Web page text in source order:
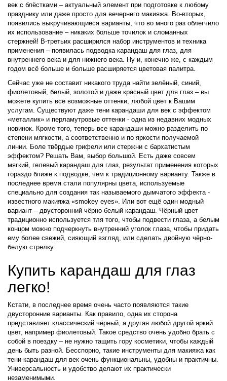
век с блёстками – актуальный элемент при подготовке к любому
празднику или даже просто для вечернего макияжа. Во-вторых,
появились выкручивающиеся варианты, что во много раз облегчило
их использование – никаких больше точилок и сломанных
стержней! В-третьих расширился набор инструментов и техника
применения – появилась подводка карандаш для глаз, для
внутреннего века и для нижнего века. Ну и, конечно же, с каждым
годом всё больше и больше расширяется цветовая палитра.
Сейчас уже не составит никакого труда найти зелёный, синий,
фиолетовый, белый, золотой и даже красный цвет для глаз – вы
можете купить все возможные оттенки, любой цвет к Вашим
услугам. Существуют даже тени карандаши для век с эффектом
«металлик» и перламутровые оттенки - одна из недавних модных
новинок. Кроме того, теперь все карандаши можно разделить по
степени мягкости, а соответственно и по яркости получаемой
линии. Боле твёрдые грифели или стержни с бархатистым
эффектом? Решать Вам, выбор большой. Есть даже совсем
мягкий, гелевый карандаш для глаз, результат применения которых
гораздо ближе к подводке, чем к традиционному варианту. Также в
последнее время стали популярны цвета, используемые
специально для создания так называемого дымчатого эффекта -
известного макияжа «smokey eyes». Или вот ещё один модный
вариант – двусторонний чёрно-белый карандаш. Чёрный цвет
традиционно используется тля того, чтобы подвести глаза, а белым
концом можно подчеркнуть внутренний уголок глаза, чтобы придать
ему более свежий, сияющий взгляд, или сделать двойную чёрно-
белую стрелку.
Купить карандаш для глаз
легко!
Кстати, в последнее время очень часто появляются такие
двусторонние варианты. Как правило, одна их сторона
представляет классический чёрный, а другая любой другой яркий
цвет, например фиолетовый. Такое средство очень удобно брать с
собой в поездку – не нужно тащить гору косметики, чтобы каждый
день быть разной. Бесспорно, такие инструменты для макияжа как
тени-карандаш для век очень функциональны, удобны и практичны.
Универсальность и удобство делают их практически
незаменимыми.